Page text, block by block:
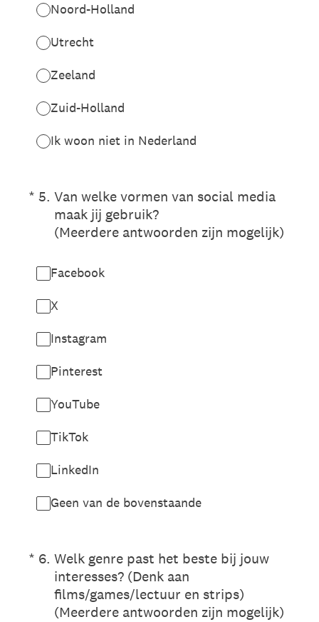
Noord-Holland
Utrecht
Zeeland
Zuid-Holland
Ik woon niet in Nederland
* 5. Van welke vormen van social media
maak jij gebruik?
(Meerdere antwoorden zijn mogelijk)
(Vereist.)
Facebook
X
Instagram
Pinterest
YouTube
TikTok
LinkedIn
Geen van de bovenstaande
* 6. Welk genre past het beste bij jouw
interesses? (Denk aan
films/games/lectuur en strips)
(Meerdere antwoorden zijn mogelijk)
(Vereist.)